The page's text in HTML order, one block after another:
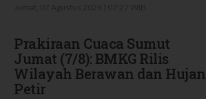
Prakiraan Cuaca Sumut
Jumat (7/8): BMKG Rilis
Wilayah Berawan dan Hujan
Petir